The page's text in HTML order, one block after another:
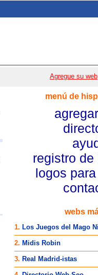
Agregue su web